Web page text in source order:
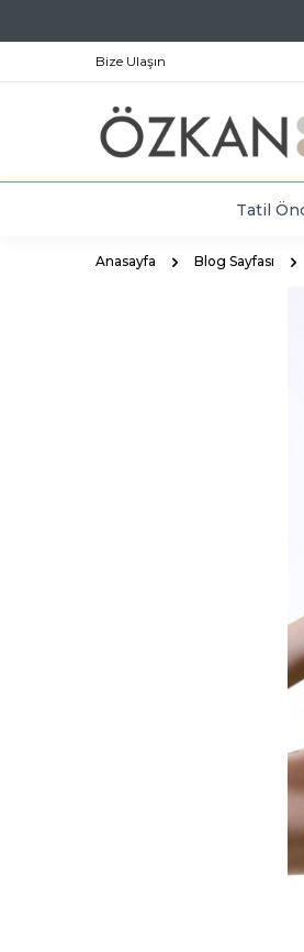
Bize Ulaşın
Tatil
Anasayfa Blog Sayfası